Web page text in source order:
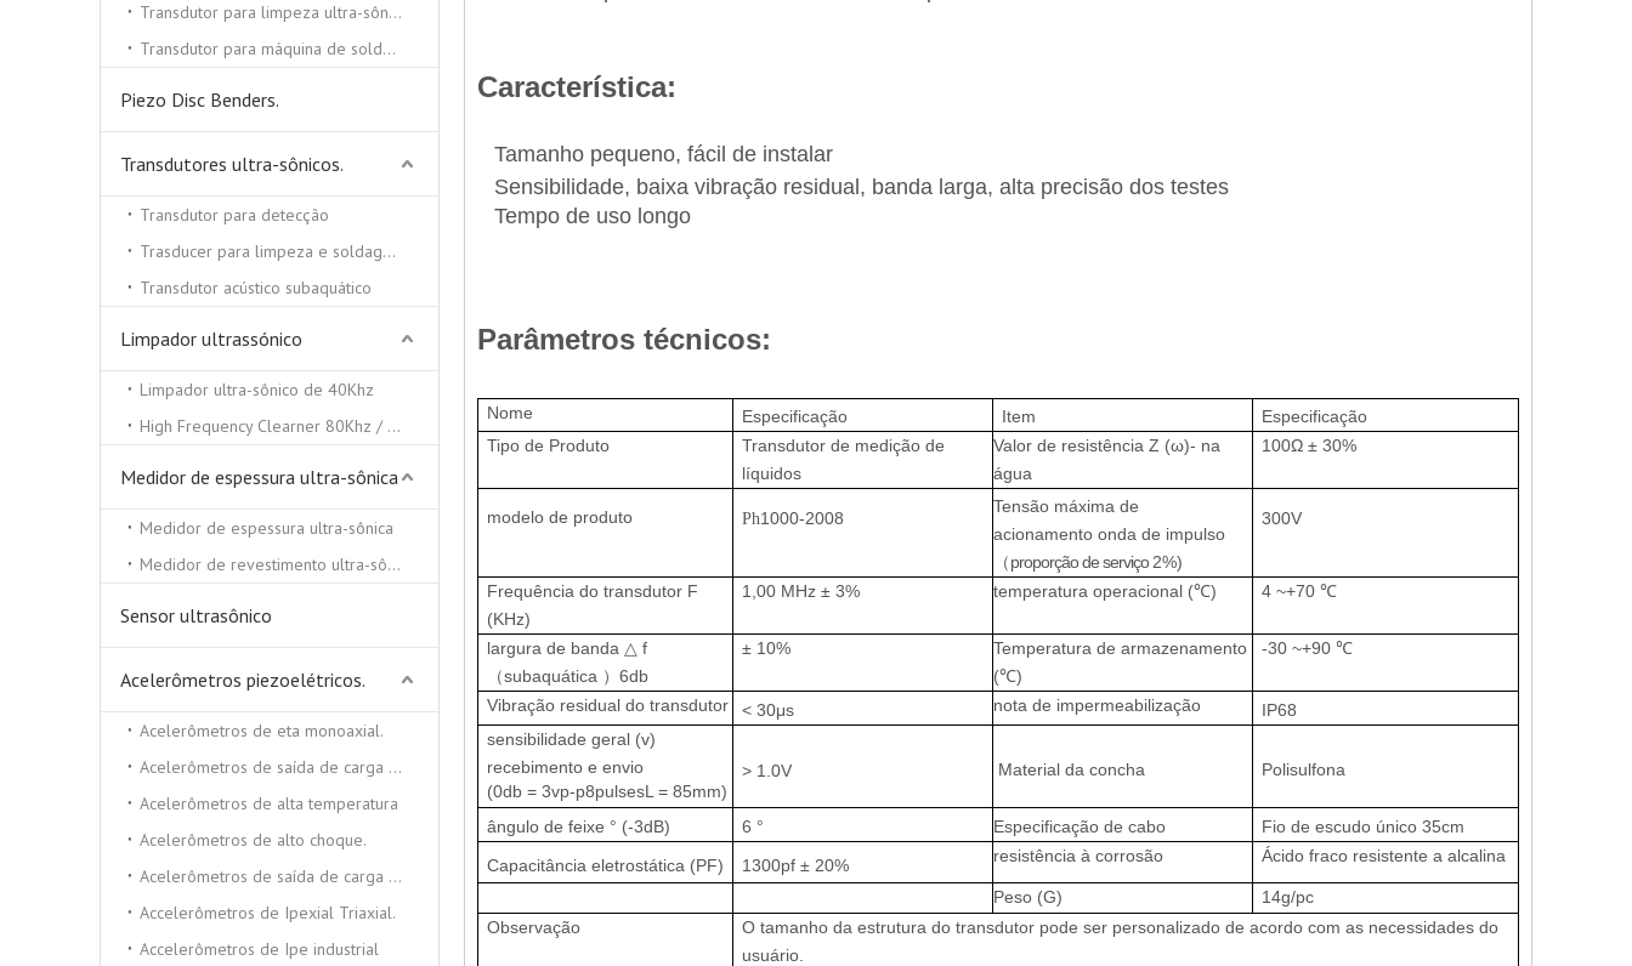
Transdutor para limpeza ultra-sônica
Transdutor para máquina de solda ultra-sônica
Piezo Disc Benders.
Transdutores ultra-sônicos.
Transdutor para detecção
Trasducer para limpeza e soldagem ultra-sônica
Transdutor acústico subaquático
Limpador ultrassónico
Limpador ultra-sônico de 40Khz
High Frequency Clearner 80Khz / 100Khz / 130 / Khz
Medidor de espessura ultra-sônica
Medidor de espessura ultra-sônica
Medidor de revestimento ultra-sônico
Sensor ultrasônico
Acelerômetros piezoelétricos.
Acelerômetros de eta monoaxial.
Acelerômetros de saída de carga triaxial
Acelerômetros de alta temperatura
Acelerômetros de alto choque.
Acelerômetros de saída de carga monoxial
Accelerômetros de Ipexial Triaxial.
Accelerômetros de Ipe industrial
Característica:
Tamanho pequeno, fácil de instalar
Sensibilidade, baixa vibração residual, banda larga, alta precisão dos testes
Tempo de uso longo
Parâmetros técnicos:
Nome Especificação Item
Especificação
Tipo de Produto
Transdutor de medição de
líquidos
Valor de resistência Z (ω)- na
água
100Ω ± 30%
modelo de produto Ph1000-2008
Tensão máxima de
acionamento onda de impulso
（proporção de serviço2%)
300V
Frequência do transdutor F
(KHz)
1,00 MHz ± 3% temperatura operacional (℃) 4 ~+70 ℃
largura de banda △ f
（subaquática ）6db
± 10%
Temperatura de armazenamento
(℃)
-30 ~+90 ℃
Vibração residual do transdutor ˂ 30μs nota de impermeabilização
IP68
sensibilidade geral (v)
recebimento e envio
(0db = 3vp-p8pulsesL = 85mm)
> 1.0V Material da concha Polisulfona
ângulo de feixe ° (-3dB) 6 ° Especificação de cabo
Fio de escudo único 35cm
Capacitância eletrostática (PF)
1300pf ± 20% resistência à corrosão Ácido fraco resistente a alcalina
Peso (G)
14g/pc
Observação
O tamanho da estrutura do transdutor pode ser personalizado de acordo com as necessidades do
usuário.